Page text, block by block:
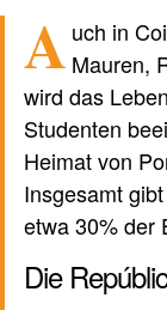
Verfasst von einem
nicht von KI
A uch in
Mauren,
wird das
Studenten
Heimat von
Insgesamt
etwa 30% der
Die